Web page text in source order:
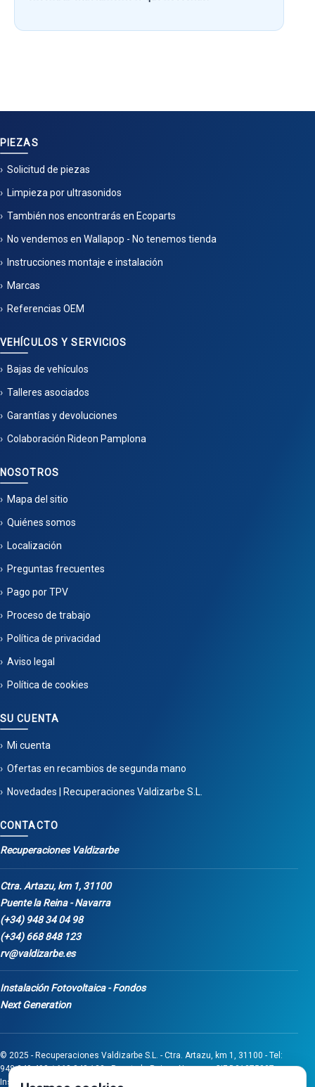
PIEZAS
Solicitud de piezas
Limpieza por ultrasonidos
También nos encontrarás en Ecoparts
No vendemos en Wallapop - No tenemos tienda
Instrucciones montaje e instalación
Marcas
Referencias OEM
VEHÍCULOS Y SERVICIOS
Bajas de vehículos
Talleres asociados
Garantías y devoluciones
Colaboración Rideon Pamplona
NOSOTROS
Mapa del sitio
Quiénes somos
Localización
Preguntas frecuentes
Pago por TPV
Proceso de trabajo
Política de privacidad
Aviso legal
Política de cookies
SU CUENTA
Mi cuenta
Ofertas en recambios de segunda mano
Novedades | Recuperaciones Valdizarbe S.L.
CONTACTO
Recuperaciones Valdizarbe
Ctra. Artazu, km 1, 31100
Puente la Reina - Navarra
(+34) 948 34 04 98
(+34) 668 848 123
rv@valdizarbe.es
Instalación Fotovoltaica - Fondos
Next Generation
© 2025 - Recuperaciones Valdizarbe S.L. - Ctra. Artazu, km 1, 31100 - Tel:
948 340 498 / 668 848 123 - Puente la Reina - Navarra - CIF B31275837.
Inscrita en el Registro Mercantil de Navarra, Tomo 32, Folio 75, Hoja 525.